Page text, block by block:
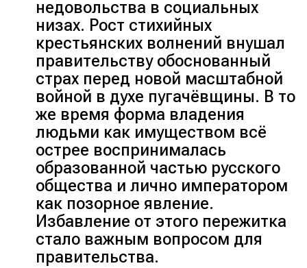
недовольства в социальных
низах. Рост стихийных
крестьянских волнений внушал
правительству обоснованный
страх перед новой масштабной
войной в духе пугачёвщины. В то
же время форма владения
людьми как имуществом всё
острее воспринималась
образованной частью русского
общества и лично императором
как позорное явление.
Избавление от этого пережитка
стало важным вопросом для
правительства.